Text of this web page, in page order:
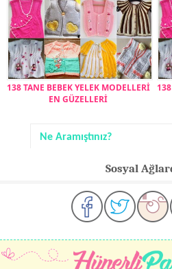
138 TANE BEBEK YELEK MODELLERİ
EN GÜZELLERİ
Sosyal